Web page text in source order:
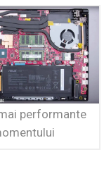
performante